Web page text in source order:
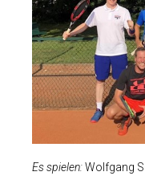
Es spielen:Wolfgang